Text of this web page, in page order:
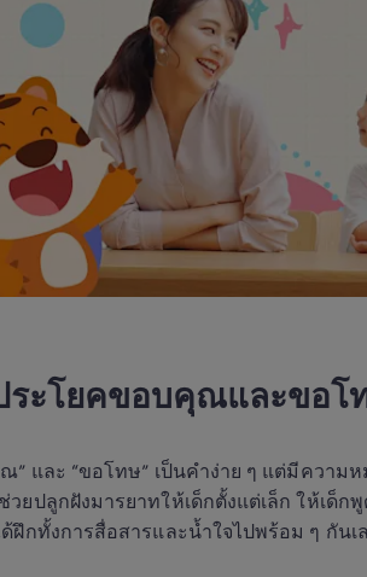
ระโยคขอบคุณและขอโ
” และ “ขอโทษ” เป็นคำง่าย ๆ แต่มีความ
วยปลูกฝังมารยาทให้เด็กตั้งแต่เล็ก ให้เด็
ด้ฝึกทั้งการสื่อสารและน้ำใจไปพร้อม ๆ กันเ